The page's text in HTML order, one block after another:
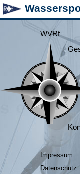
WVRf
Impressum
Datenschutz